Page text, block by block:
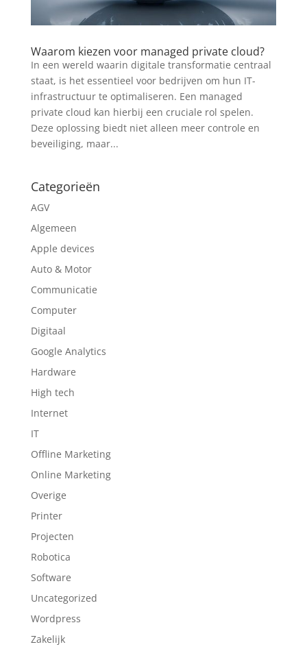
Waarom kiezen voor managed private cloud?
In een wereld waarin digitale transformatie centraal
staat, is het essentieel voor bedrijven om hun IT-
infrastructuur te optimaliseren. Een managed
private cloud kan hierbij een cruciale rol spelen.
Deze oplossing biedt niet alleen meer controle en
beveiliging, maar...
Categorieën
AGV
Algemeen
Apple devices
Auto & Motor
Communicatie
Computer
Digitaal
Google Analytics
Hardware
High tech
Internet
IT
Offline Marketing
Online Marketing
Overige
Printer
Projecten
Robotica
Software
Uncategorized
Wordpress
Zakelijk